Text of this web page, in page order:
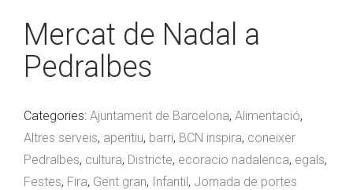
Mercat de Nadal a
Pedralbes
Categories: Ajuntament de Barcelona, Alimentació,
Altres serveis, aperitiu, barri, BCN inspira, coneixer
Pedralbes, cultura, Districte, ecoracio nadalenca, egals,
Festes, Fira, Gent gran, Infantil, Jornada de portes